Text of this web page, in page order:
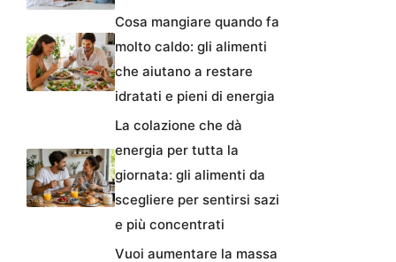
Cosa mangiare quando fa
molto caldo: gli alimenti
che aiutano a restare
idratati e pieni di energia
La colazione che dà
energia per tutta la
giornata: gli alimenti da
scegliere per sentirsi sazi
e più concentrati
Vuoi aumentare la massa